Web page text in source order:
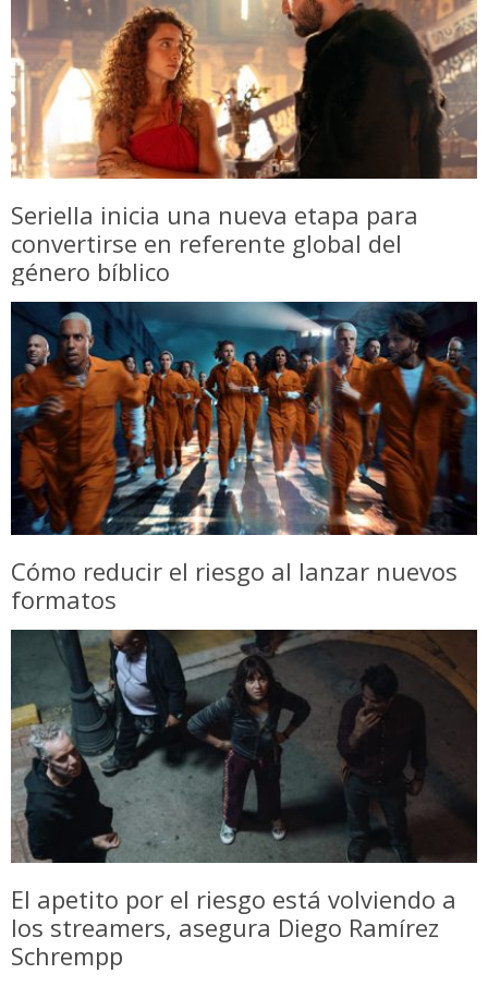
Seriella inicia una nueva etapa para
convertirse en referente global del
género bíblico
Cómo reducir el riesgo al lanzar nuevos
formatos
El apetito por el riesgo está volviendo a
los streamers, asegura Diego Ramírez
Schrempp